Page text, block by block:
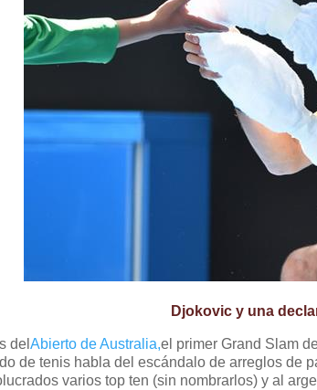
Djokovic y una
delAbierto de Australia,el primer Grand Slam
de tenis habla del escándalo de arreglos de
varios top ten (sin nombrarlos) y al